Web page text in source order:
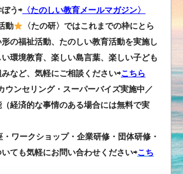
う⇨ 〈たのしい教育メールマガジン〉
動
〈たの研〉ではこれまでの枠にとら
の福祉活動、たのしい教育活動を実施し
環境教育、楽しい島言葉、楽しい子ども
など、気軽にご相談ください⇨こちら
ウンセリング・スーパーバイズ実施中／
経済的な事情のある場合には無料で実
ワークショップ・企業研修・団体研修・
ても気軽にお問い合わせください⇨こち